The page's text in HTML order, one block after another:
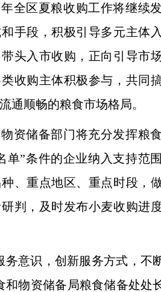
全区夏粮收购工作将继续
手段，积极引导多元主体
头入市收购，正向引导市
收购主体积极参与，共同
通顺畅的粮食市场格局。
资储备部门将充分发挥粮
单”条件的企业纳入支持范
、重点地区、重点时段，
判，及时发布小麦收购进
务意识，创新服务方式，不
和物资储备局粮食储备处处